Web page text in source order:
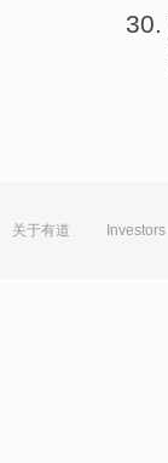
关于有道 Investors